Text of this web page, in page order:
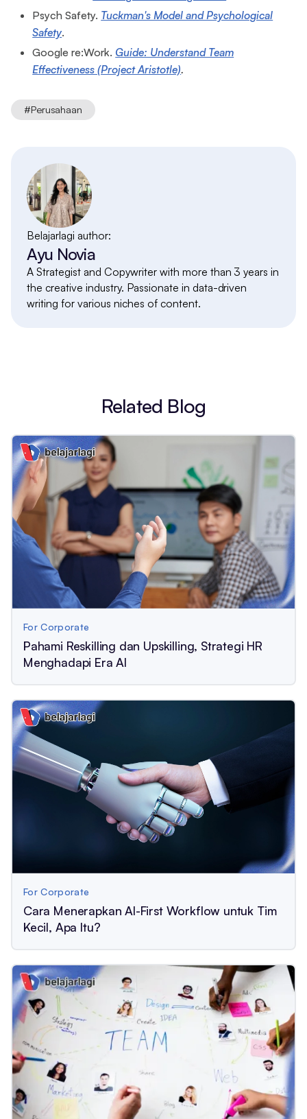
Psych Safety. Tuckman's Model and Psychological
Safety.
Google re:Work. Guide: Understand Team
Effectiveness (Project Aristotle).
#Perusahaan
Belajarlagi author:
Ayu Novia
A Strategist and Copywriter with more than 3 years in
the creative industry. Passionate in data-driven
writing for various niches of content.
Related Blog
For Corporate
Pahami Reskilling dan Upskilling, Strategi HR
Menghadapi Era AI
For Corporate
Cara Menerapkan AI-First Workflow untuk Tim
Kecil, Apa Itu?